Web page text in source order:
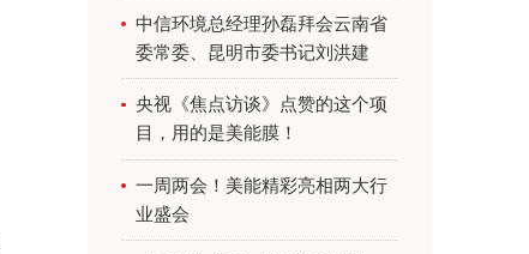
中信环境总经理孙磊拜会云南省
委常委、昆明市委书记刘洪建
央视《焦点访谈》点赞的这个项
目，用的是美能膜！
一周两会！美能精彩亮相两大行
业盛会